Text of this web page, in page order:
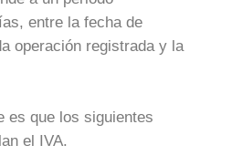
entre la fecha de
operación registrada y la
es que los siguientes
el IVA.